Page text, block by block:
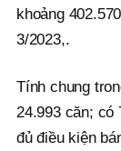
khoảng
3/2023,.
Tính chung
24.993 căn; có
đủ điều kiện